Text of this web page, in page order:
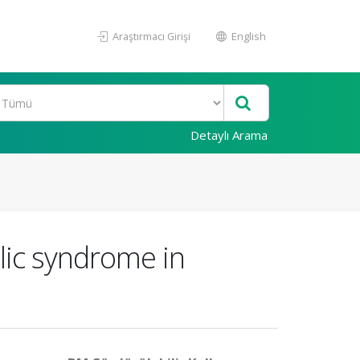
Araştırmacı Girişi English
Detaylı Arama
syndrome in